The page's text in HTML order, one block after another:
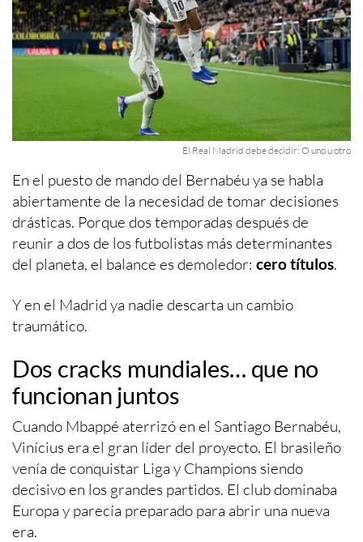
El Real Madrid debe decidir: O uno u otro
En el puesto de mando del Bernabéu ya se habla
abiertamente de la necesidad de tomar decisiones
drásticas. Porque dos temporadas después de
reunir a dos de los futbolistas más determinantes
del planeta, el balance es demoledor: cero títulos.
Y en el Madrid ya nadie descarta un cambio
traumático.
Dos cracks mundiales… que no
funcionan juntos
Cuando Mbappé aterrizó en el Santiago Bernabéu,
Vinícius era el gran líder del proyecto. El brasileño
venía de conquistar Liga y Champions siendo
decisivo en los grandes partidos. El club dominaba
Europa y parecía preparado para abrir una nueva
era.